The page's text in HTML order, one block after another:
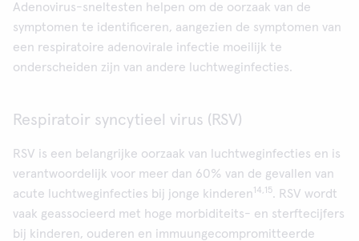
Adenovirus-sneltesten helpen om de oorzaak van de
symptomen te identificeren, aangezien de symptomen van
een respiratoire adenovirale infectie moeilijk te
onderscheiden zijn van andere luchtweginfecties.
Respiratoir syncytieel virus (RSV)
RSV is een belangrijke oorzaak van luchtweginfecties en is
verantwoordelijk voor meer dan 60% van de gevallen van
acute luchtweginfecties bij jonge kinderen14,15. RSV wordt
vaak geassocieerd met hoge morbiditeits- en sterftecijfers
bij kinderen, ouderen en immuungecompromitteerde